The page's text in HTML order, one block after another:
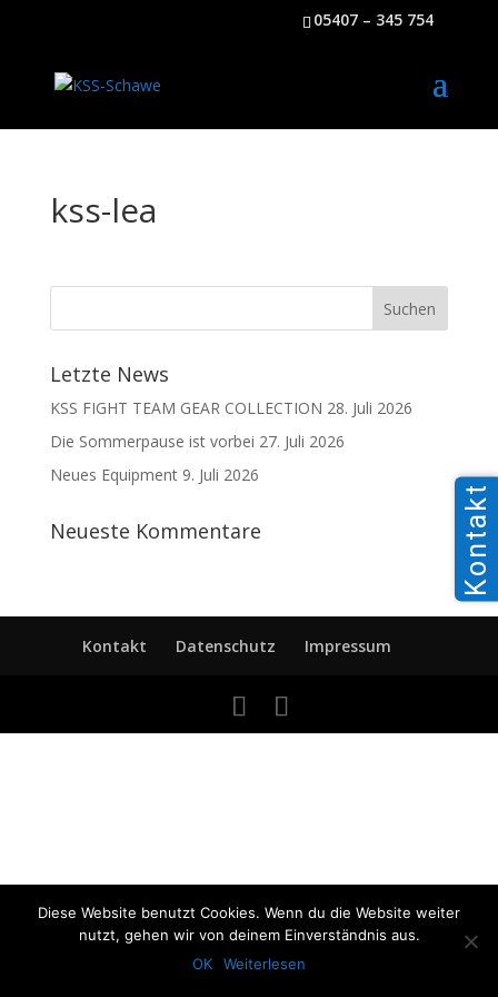
05407 – 345 754
kss-lea
Letzte News
KSS FIGHT TEAM GEAR COLLECTION 28. Juli 2026
Die Sommerpause ist vorbei 27. Juli 2026
Neues Equipment 9. Juli 2026
Neueste Kommentare
Kontakt Datenschutz Impressum
Kontakt
Diese Website benutzt Cookies. Wenn du die Website weiter
nutzt, gehen wir von deinem Einverständnis aus.
OK
Weiterlesen